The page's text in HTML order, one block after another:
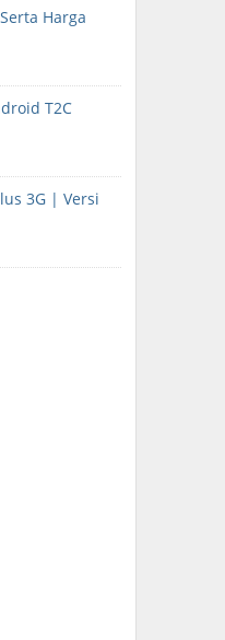
Harga
T2C
3G | Versi